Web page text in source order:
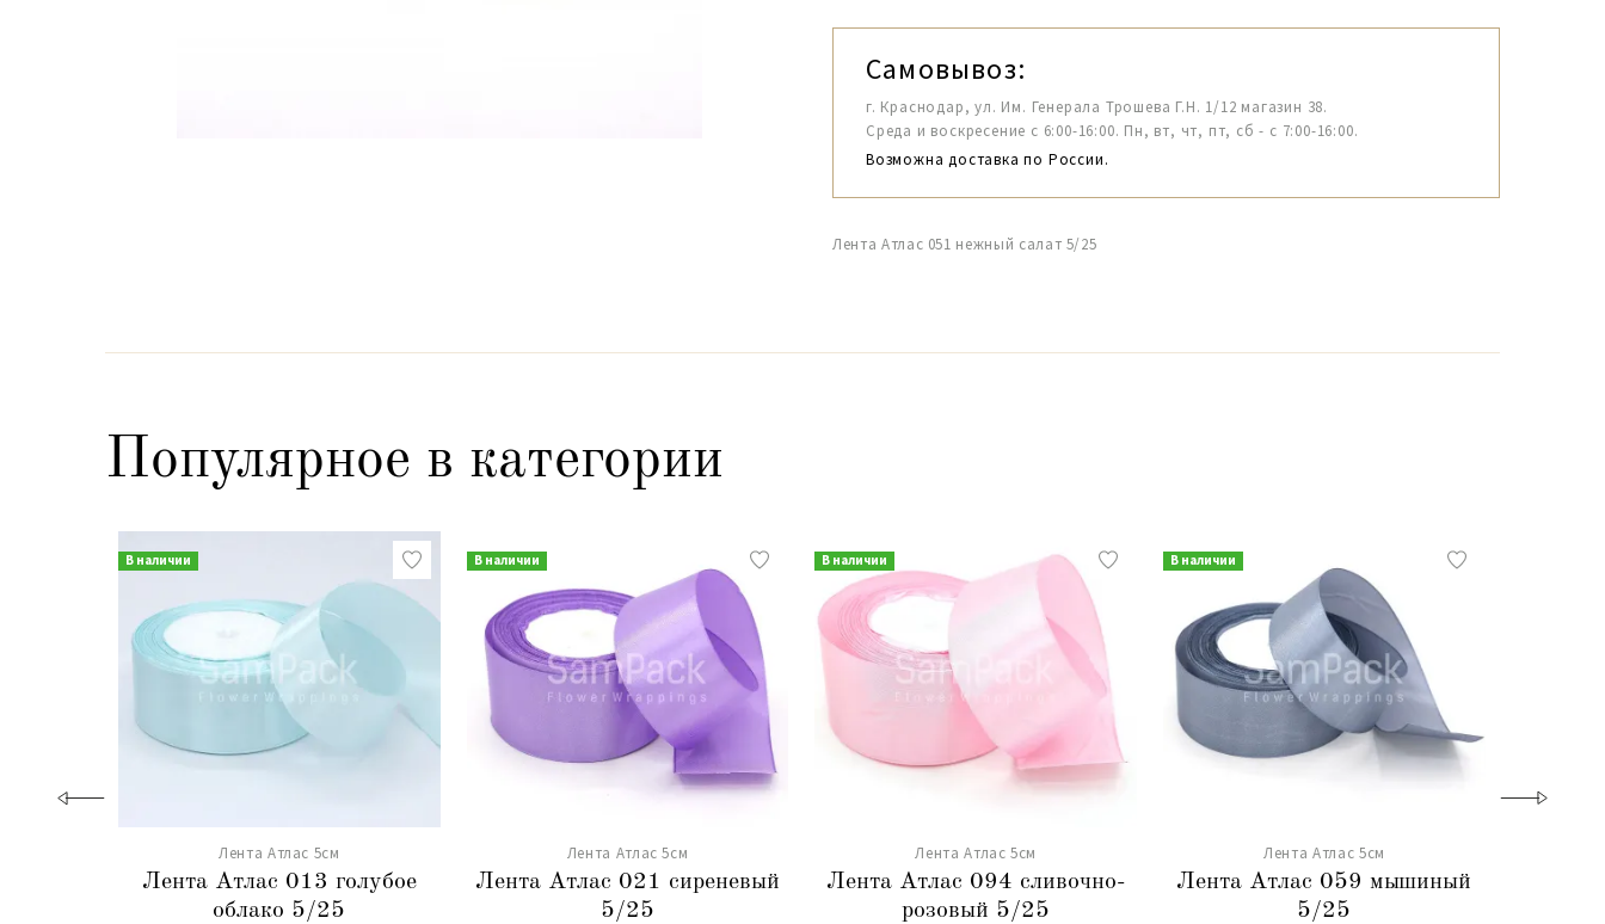
Самовывоз:
г. Краснодар, ул. Им. Генерала Трошева Г.Н. 1/12 магазин 38.
Среда и воскресение с 6:00-16:00. Пн, вт, чт, пт, сб - с 7:00-16:00.
Возможна доставка по России.
Лента Атлас 051 нежный салат 5/25
Популярное в категории
В наличии
Лента Атлас 5см
Лента Атлас 013 голубое
облако 5/25
В наличии
Лента Атлас 5см
Лента Атлас 021 сиреневый
5/25
В наличии
Лента Атлас 5см
Лента Атлас 094 сливочно-
розовый 5/25
В наличии
Лента Атлас 5см
Лента Атлас 059 мышиный
5/25